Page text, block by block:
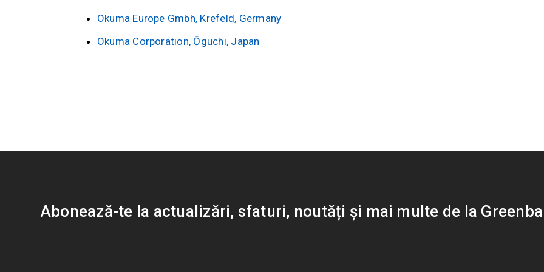
Okuma Europe Gmbh, Krefeld, Germany
Okuma Corporation, Ōguchi, Japan
Abonează-te la actualizări, sfaturi, noutăți și mai multe de la